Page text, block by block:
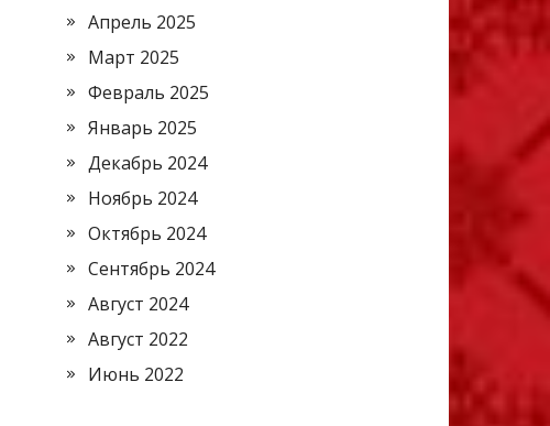
Апрель 2025
Март 2025
Февраль 2025
Январь 2025
Декабрь 2024
Ноябрь 2024
Октябрь 2024
Сентябрь 2024
Август 2024
Август 2022
Июнь 2022